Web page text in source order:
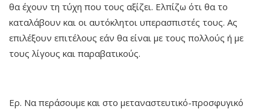
θα έχουν τη τύχη που τους αξίζει. Ελπίζω ότι θα το
καταλάβουν και οι αυτόκλητοι υπερασπιστές τους. Ας
επιλέξουν επιτέλους εάν θα είναι με τους πολλούς ή με
τους λίγους και παραβατικούς.
Ερ. Να περάσουμε και στο μεταναστευτικό-προσφυγικό